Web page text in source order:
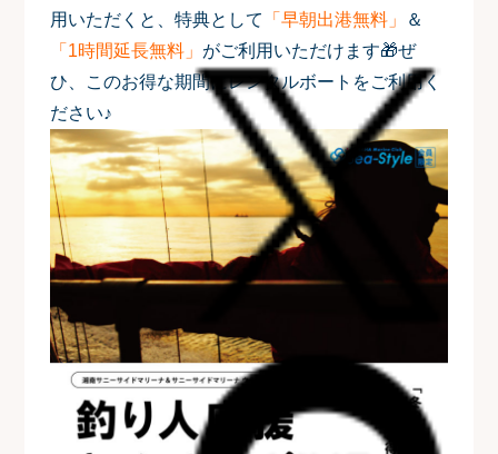
用いただくと、特典として
「早朝出港無料」
＆
「1時間延長無料」 がご利用いただけます🎁ぜ
ひ、このお得な期間にレンタルボートをご利用く
ださい♪